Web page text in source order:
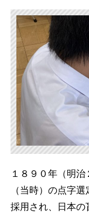
１８９０年（明
（当時）の点字
採用され、日本の